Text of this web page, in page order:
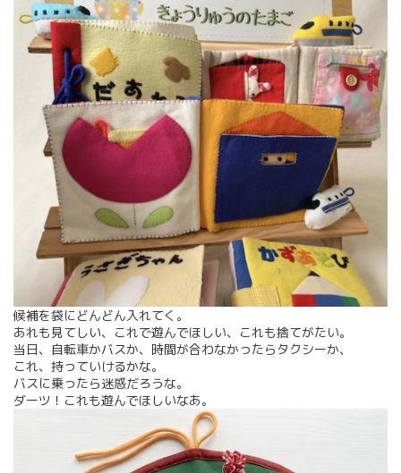
候補を袋にどんどん入れてく。
あれも見てしい、これで遊んでほしい、これも捨てがたい。
当日、自転車かバスか、時間が合わなかったらタクシーか、
これ、持っていけるかな。
バスに乗ったら迷惑だろうな。
ダーツ！これも遊んでほしいなあ。